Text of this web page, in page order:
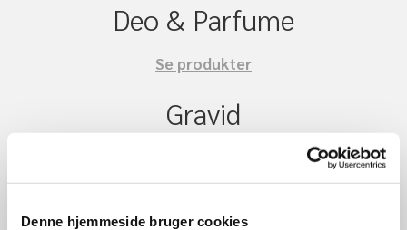
Denne hjemmeside bruger cookies
Deo & Parfume
Se produkter
Gravid
Hårpleje